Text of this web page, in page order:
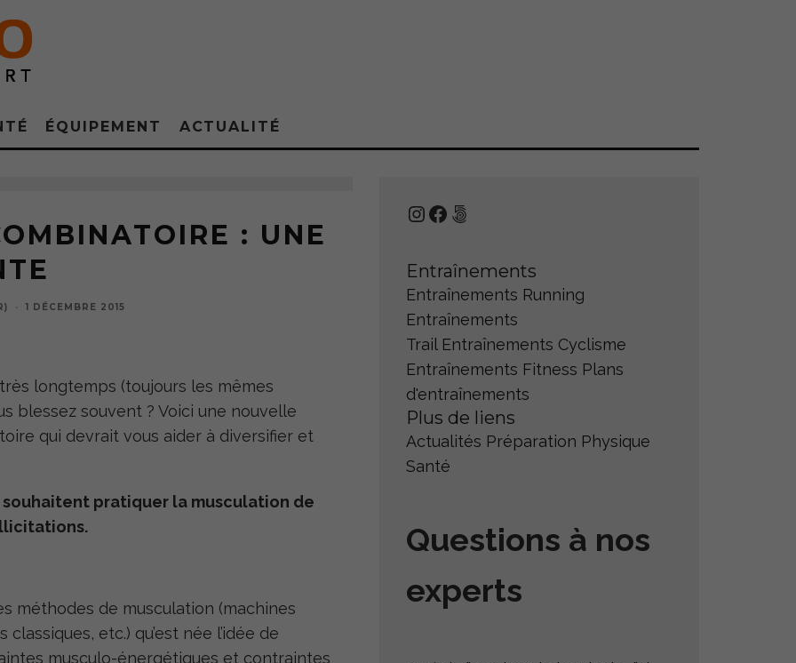
ÉQUIPEMENT ACTUALITÉ
: UNE
· 1 DÉCEMBRE 2015
longtemps (toujours les mêmes
blessez souvent ? Voici une nouvelle
qui devrait vous aider à diversifier et
pratiquer la musculation de
méthodes de musculation (machines
etc.) qu’est née l’idée de
musculo-énergétiques et contraintes
Instagram
Facebook
500px
Entraînements
Entraînements Running
Entraînements
Trail Entraînements Cyclisme
Entraînements Fitness Plans
d'entraînements
Plus de liens
Actualités Préparation Physique
Santé
Questions à nos
experts